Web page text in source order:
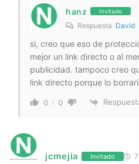
hanz Invitado
Respuesta David
si, creo que eso de
mejor un link directo o al
publicidad. tampoco creo
link directo porque lo
0 0
jcmejia Invitado